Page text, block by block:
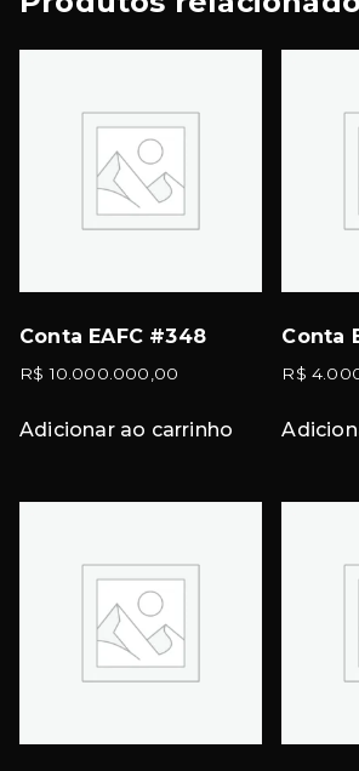
Conta EAFC #348
R$ 10.000.000,00
Adicionar ao carrinho
Conta
R$